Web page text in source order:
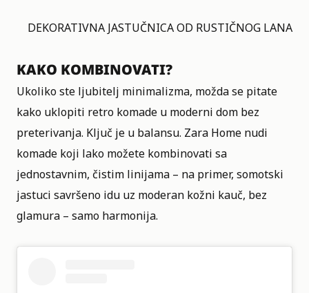
DEKORATIVNA JASTUČNICA OD RUSTIČNOG LANA
KAKO KOMBINOVATI?
Ukoliko ste ljubitelj minimalizma, možda se pitate
kako uklopiti retro komade u moderni dom bez
preterivanja. Ključ je u balansu. Zara Home nudi
komade koji lako možete kombinovati sa
jednostavnim, čistim linijama – na primer, somotski
jastuci savršeno idu uz moderan kožni kauč, bez
glamura – samo harmonija.